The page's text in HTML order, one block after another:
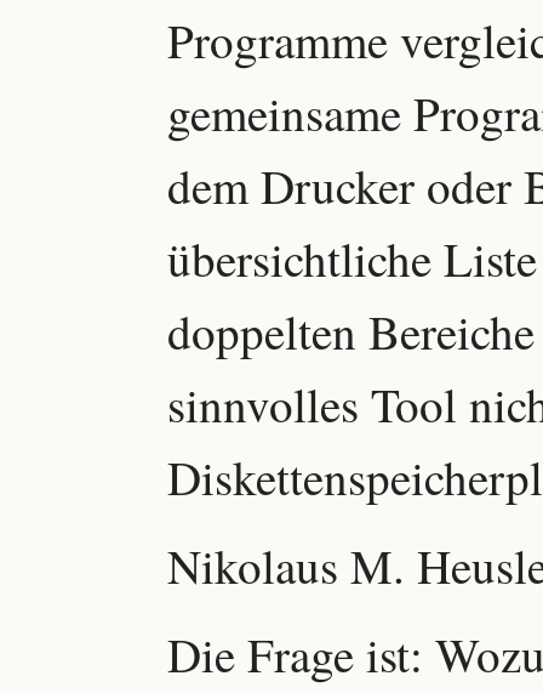
Programme
gemeinsame
dem Drucker oder
übersichtliche
doppelten
sinnvolles Tool
Nikolaus M.
Die Frage ist: